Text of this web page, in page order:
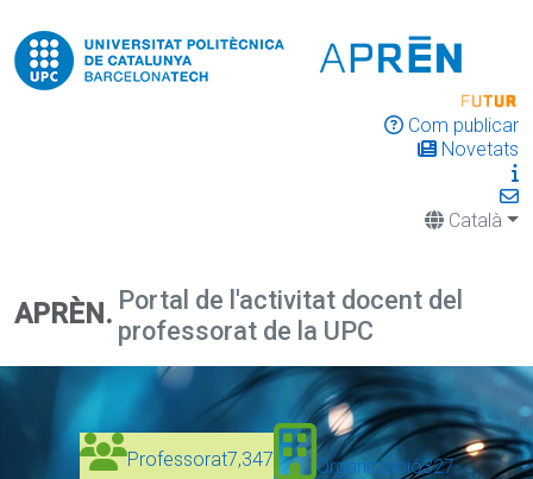
Com publicar
Novetats
Català
APRÈN. Portal de l'activitat docent del
professorat de la UPC
Professorat7,347 Organització327